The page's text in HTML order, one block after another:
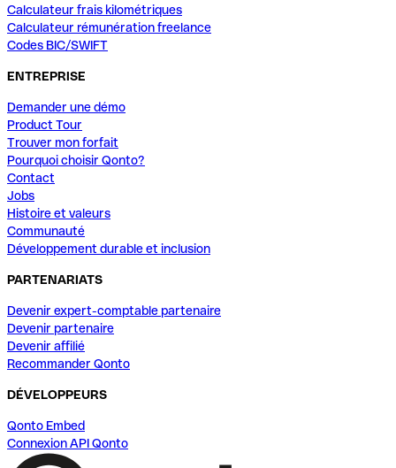
Calculateur frais kilométriques
Calculateur rémunération freelance
Codes BIC/SWIFT
ENTREPRISE
Demander une démo
Product Tour
Trouver mon forfait
Pourquoi choisir Qonto?
Contact
Jobs
Histoire et valeurs
Communauté
Développement durable et inclusion
PARTENARIATS
Devenir expert-comptable partenaire
Devenir partenaire
Devenir affilié
Recommander Qonto
DÉVELOPPEURS
Qonto Embed
Connexion API Qonto